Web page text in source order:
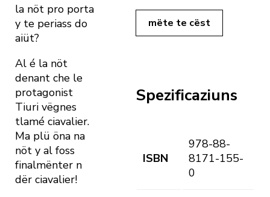
la nöt pro porta
y te periass do
aiüt?
Al é la nöt
denant che le
protagonist
Tiuri vëgnes
tlamé ciavalier.
Ma plü öna na
nöt y al foss
finalmënter n
dër ciavalier!
mëte te cëst
Spezificaziuns
ISBN
978-88-
8171-155-
0